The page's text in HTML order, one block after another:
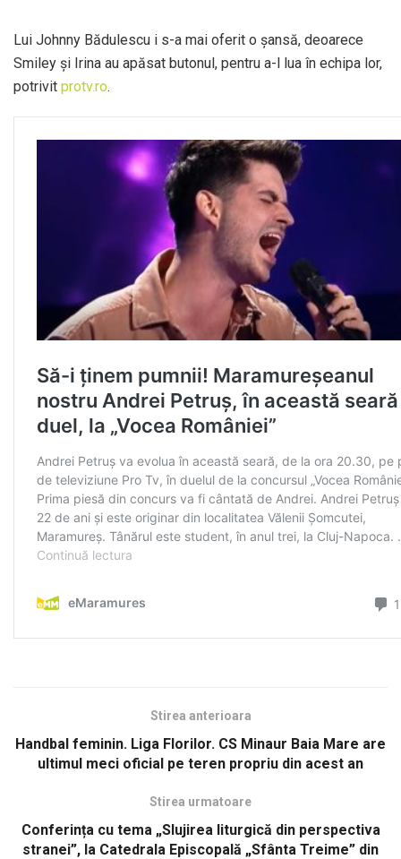
Lui Johnny Bădulescu i s-a mai oferit o șansă, deoarece
Smiley și Irina au apăsat butonul, pentru a-l lua în echipa lor,
potrivit protv.ro.
Stirea anterioara
Handbal feminin. Liga Florilor. CS Minaur Baia Mare are
ultimul meci oficial pe teren propriu din acest an
Stirea urmatoare
Conferința cu tema „Slujirea liturgică din perspectiva
stranei”, la Catedrala Episcopală „Sfânta Treime” din